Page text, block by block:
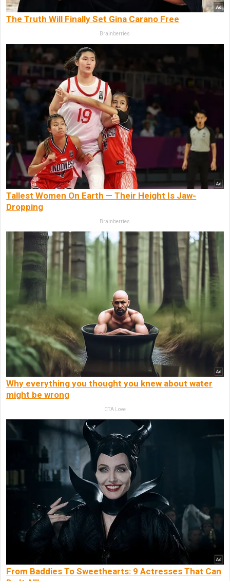
The Truth Will Finally Set Gina Carano Free
Brainberries
Tallest Women On Earth — Their Height Is Jaw-
Dropping
Brainberries
Why everything you thought you knew about water
might be wrong
CTA Love
From Baddies To Sweethearts: 9 Actresses That Can